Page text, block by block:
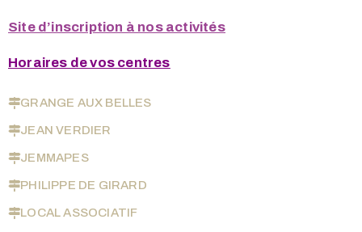
Site d’inscription à nos activités
Horaires de vos centres
GRANGE AUX BELLES
JEAN VERDIER
JEMMAPES
PHILIPPE DE GIRARD
LOCAL ASSOCIATIF